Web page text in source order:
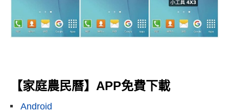
【家庭農民曆】APP免費下載
Android